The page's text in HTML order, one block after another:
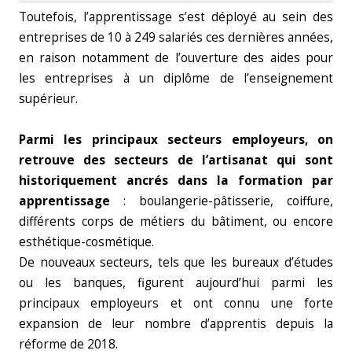
Toutefois, l’apprentissage s’est déployé au sein des
entreprises de 10 à 249 salariés ces dernières années,
en raison notamment de l’ouverture des aides pour
les entreprises à un diplôme de l’enseignement
supérieur.
Parmi les principaux secteurs employeurs, on
retrouve des secteurs de l’artisanat qui sont
historiquement ancrés dans la formation par
apprentissage : boulangerie-pâtisserie, coiffure,
différents corps de métiers du bâtiment, ou encore
esthétique-cosmétique.
De nouveaux secteurs, tels que les bureaux d’études
ou les banques, figurent aujourd’hui parmi les
principaux employeurs et ont connu une forte
expansion de leur nombre d’apprentis depuis la
réforme de 2018.